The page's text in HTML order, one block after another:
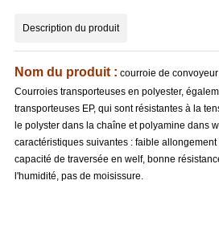
Description du produit
Nom du produit : courroie de
Courroies transporteuses en polyester,
transporteuses EP, qui sont résistantes à la
le polyster dans la chaîne et polyamine dans
caractéristiques suivantes : faible
capacité de traversée en welf, bonne
l'humidité, pas de moisissure.